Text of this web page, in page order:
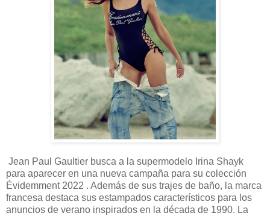
Jean Paul Gaultier busca a la supermodelo Irina Shayk
para aparecer en una nueva campaña para su colección
Évidemment 2022 . Además de sus trajes de baño, la marca
francesa destaca sus estampados característicos para los
anuncios de verano inspirados en la década de 1990. La